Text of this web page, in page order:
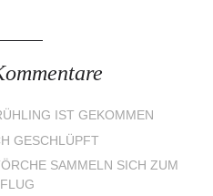
IST GEKOMMEN
GESCHLÜPFT
SAMMELN SICH ZUM